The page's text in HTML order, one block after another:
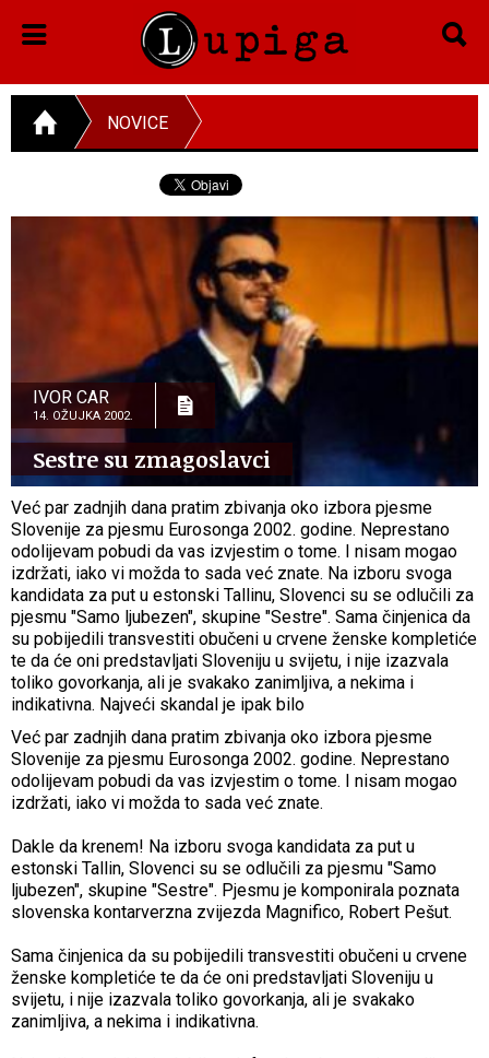
NOVICE
IVOR CAR
14. OŽUJKA 2002.
Sestre su zmagoslavci
Već par zadnjih dana pratim zbivanja oko izbora pjesme
Slovenije za pjesmu Eurosonga 2002. godine. Neprestano
odolijevam pobudi da vas izvjestim o tome. I nisam mogao
izdržati, iako vi možda to sada već znate. Na izboru svoga
kandidata za put u estonski Tallinu, Slovenci su se odlučili za
pjesmu "Samo ljubezen", skupine "Sestre". Sama činjenica da
su pobijedili transvestiti obučeni u crvene ženske kompletiće
te da će oni predstavljati Sloveniju u svijetu, i nije izazvala
toliko govorkanja, ali je svakako zanimljiva, a nekima i
indikativna. Najveći skandal je ipak bilo
Već par zadnjih dana pratim zbivanja oko izbora pjesme
Slovenije za pjesmu Eurosonga 2002. godine. Neprestano
odolijevam pobudi da vas izvjestim o tome. I nisam mogao
izdržati, iako vi možda to sada već znate.
Dakle da krenem! Na izboru svoga kandidata za put u
estonski Tallin, Slovenci su se odlučili za pjesmu "Samo
ljubezen", skupine "Sestre". Pjesmu je komponirala poznata
slovenska kontarverzna zvijezda Magnifico, Robert Pešut.
Sama činjenica da su pobijedili transvestiti obučeni u crvene
ženske kompletiće te da će oni predstavljati Sloveniju u
svijetu, i nije izazvala toliko govorkanja, ali je svakako
zanimljiva, a nekima i indikativna.